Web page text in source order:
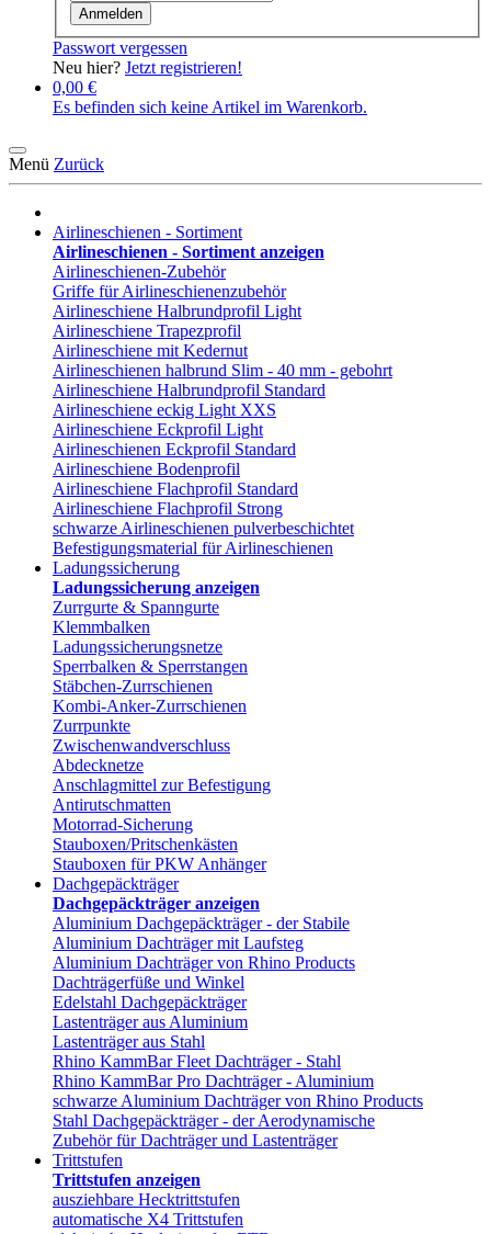
Anmelden
Passwort vergessen
Neu hier? Jetzt registrieren!
0,00 €
Es befinden sich keine Artikel im Warenkorb.
Menü Zurück
Airlineschienen - Sortiment
Airlineschienen - Sortiment anzeigen
Airlineschienen-Zubehör
Griffe für Airlineschienenzubehör
Airlineschiene Halbrundprofil Light
Airlineschiene Trapezprofil
Airlineschiene mit Kedernut
Airlineschienen halbrund Slim - 40 mm - gebohrt
Airlineschiene Halbrundprofil Standard
Airlineschiene eckig Light XXS
Airlineschiene Eckprofil Light
Airlineschienen Eckprofil Standard
Airlineschiene Bodenprofil
Airlineschiene Flachprofil Standard
Airlineschiene Flachprofil Strong
schwarze Airlineschienen pulverbeschichtet
Befestigungsmaterial für Airlineschienen
Ladungssicherung
Ladungssicherung anzeigen
Zurrgurte & Spanngurte
Klemmbalken
Ladungssicherungsnetze
Sperrbalken & Sperrstangen
Stäbchen-Zurrschienen
Kombi-Anker-Zurrschienen
Zurrpunkte
Zwischenwandverschluss
Abdecknetze
Anschlagmittel zur Befestigung
Antirutschmatten
Motorrad-Sicherung
Stauboxen/Pritschenkästen
Stauboxen für PKW Anhänger
Dachgepäckträger
Dachgepäckträger anzeigen
Aluminium Dachgepäckträger - der Stabile
Aluminium Dachträger mit Laufsteg
Aluminium Dachträger von Rhino Products
Dachträgerfüße und Winkel
Edelstahl Dachgepäckträger
Lastenträger aus Aluminium
Lastenträger aus Stahl
Rhino KammBar Fleet Dachträger - Stahl
Rhino KammBar Pro Dachträger - Aluminium
schwarze Aluminium Dachträger von Rhino Products
Stahl Dachgepäckträger - der Aerodynamische
Zubehör für Dachträger und Lastenträger
Trittstufen
Trittstufen anzeigen
ausziehbare Hecktrittstufen
automatische X4 Trittstufen